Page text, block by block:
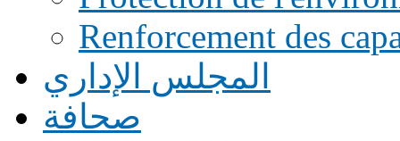
Renforcement des
المجلس الإداري
صحافة